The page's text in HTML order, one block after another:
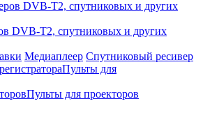
DVB-T2, спутниковых и других
Медиаплеер Спутниковый ресивер
Пульты для
Пульты для проекторов